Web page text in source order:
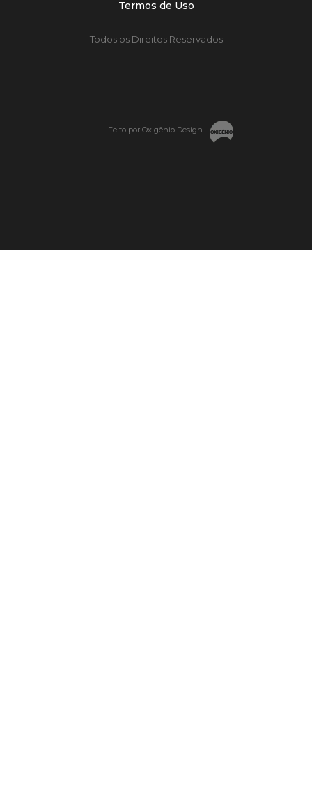
Termos de Uso
Todos os Direitos Reservados
Feito por Oxigênio Design